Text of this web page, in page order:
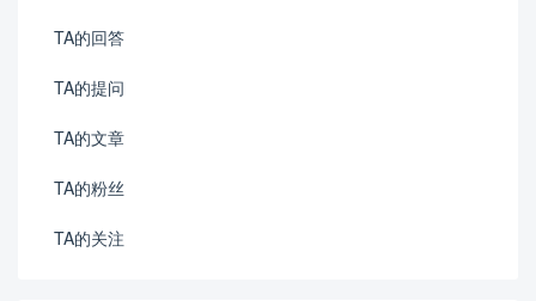
TA的回答
TA的提问
TA的文章
TA的粉丝
TA的关注